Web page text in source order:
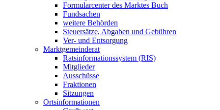
Formularcenter des Marktes Buch
Fundsachen
weitere Behörden
Steuersätze, Abgaben und Gebühren
Ver- und Entsorgung
Marktgemeinderat
Ratsinformationssystem (RIS)
Mitglieder
Ausschüsse
Fraktionen
Sitzungen
Ortsinformationen